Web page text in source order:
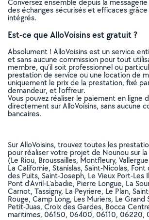
Conversez ensemble depuis la
des échanges sécurisés et efficaces
intégrés.
Est-ce que AlloVoisins est gratuit ?
Absolument ! AlloVoisins est un service
et sans aucune commission pour tout
membre, qu’il soit professionnel ou
prestation de service ou une location de
uniquement le prix de la prestation, fixé
demandeur, et l’offreur.
Vous pouvez réaliser le paiement en ligne
directement sur AlloVoisins, sans aucune
bancaires.
Sur AlloVoisins, trouvez toutes les
pour réaliser votre projet de Nounou sur
(Le Riou, Broussailles, Montfleury,
La Californie, Stanislas, Saint-Nicolas, Font
des Puits, Saint-Joseph, Le Vieux Port-Les
Pont d'Avril-L'abadie, Pierre Longue, La
Carnot, Tassigny, La Peyriere, Le Plan,
Rouge, Camp Long, Les Muriers, Le Grand
Petit-Juas, Croix des Gardes, Bocca
maritimes, 06150, 06400, 06110, 06220,